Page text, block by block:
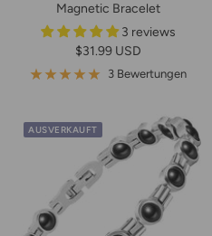
Magnetic Bracelet
3 reviews
Angebotspreis
$31.99 USD
3 Bewertungen
AUSVERKAUFT